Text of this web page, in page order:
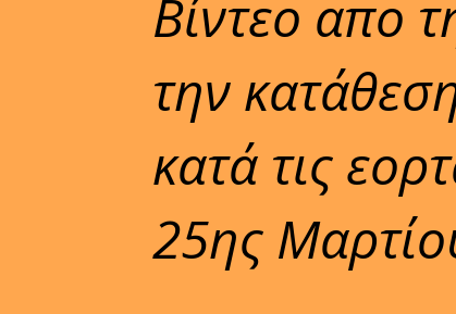
Βίντεο απο
την
κατά τις
25ης